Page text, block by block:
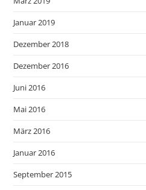
Januar 2019
Dezember 2018
Dezember 2016
Juni 2016
Mai 2016
März 2016
Januar 2016
September 2015